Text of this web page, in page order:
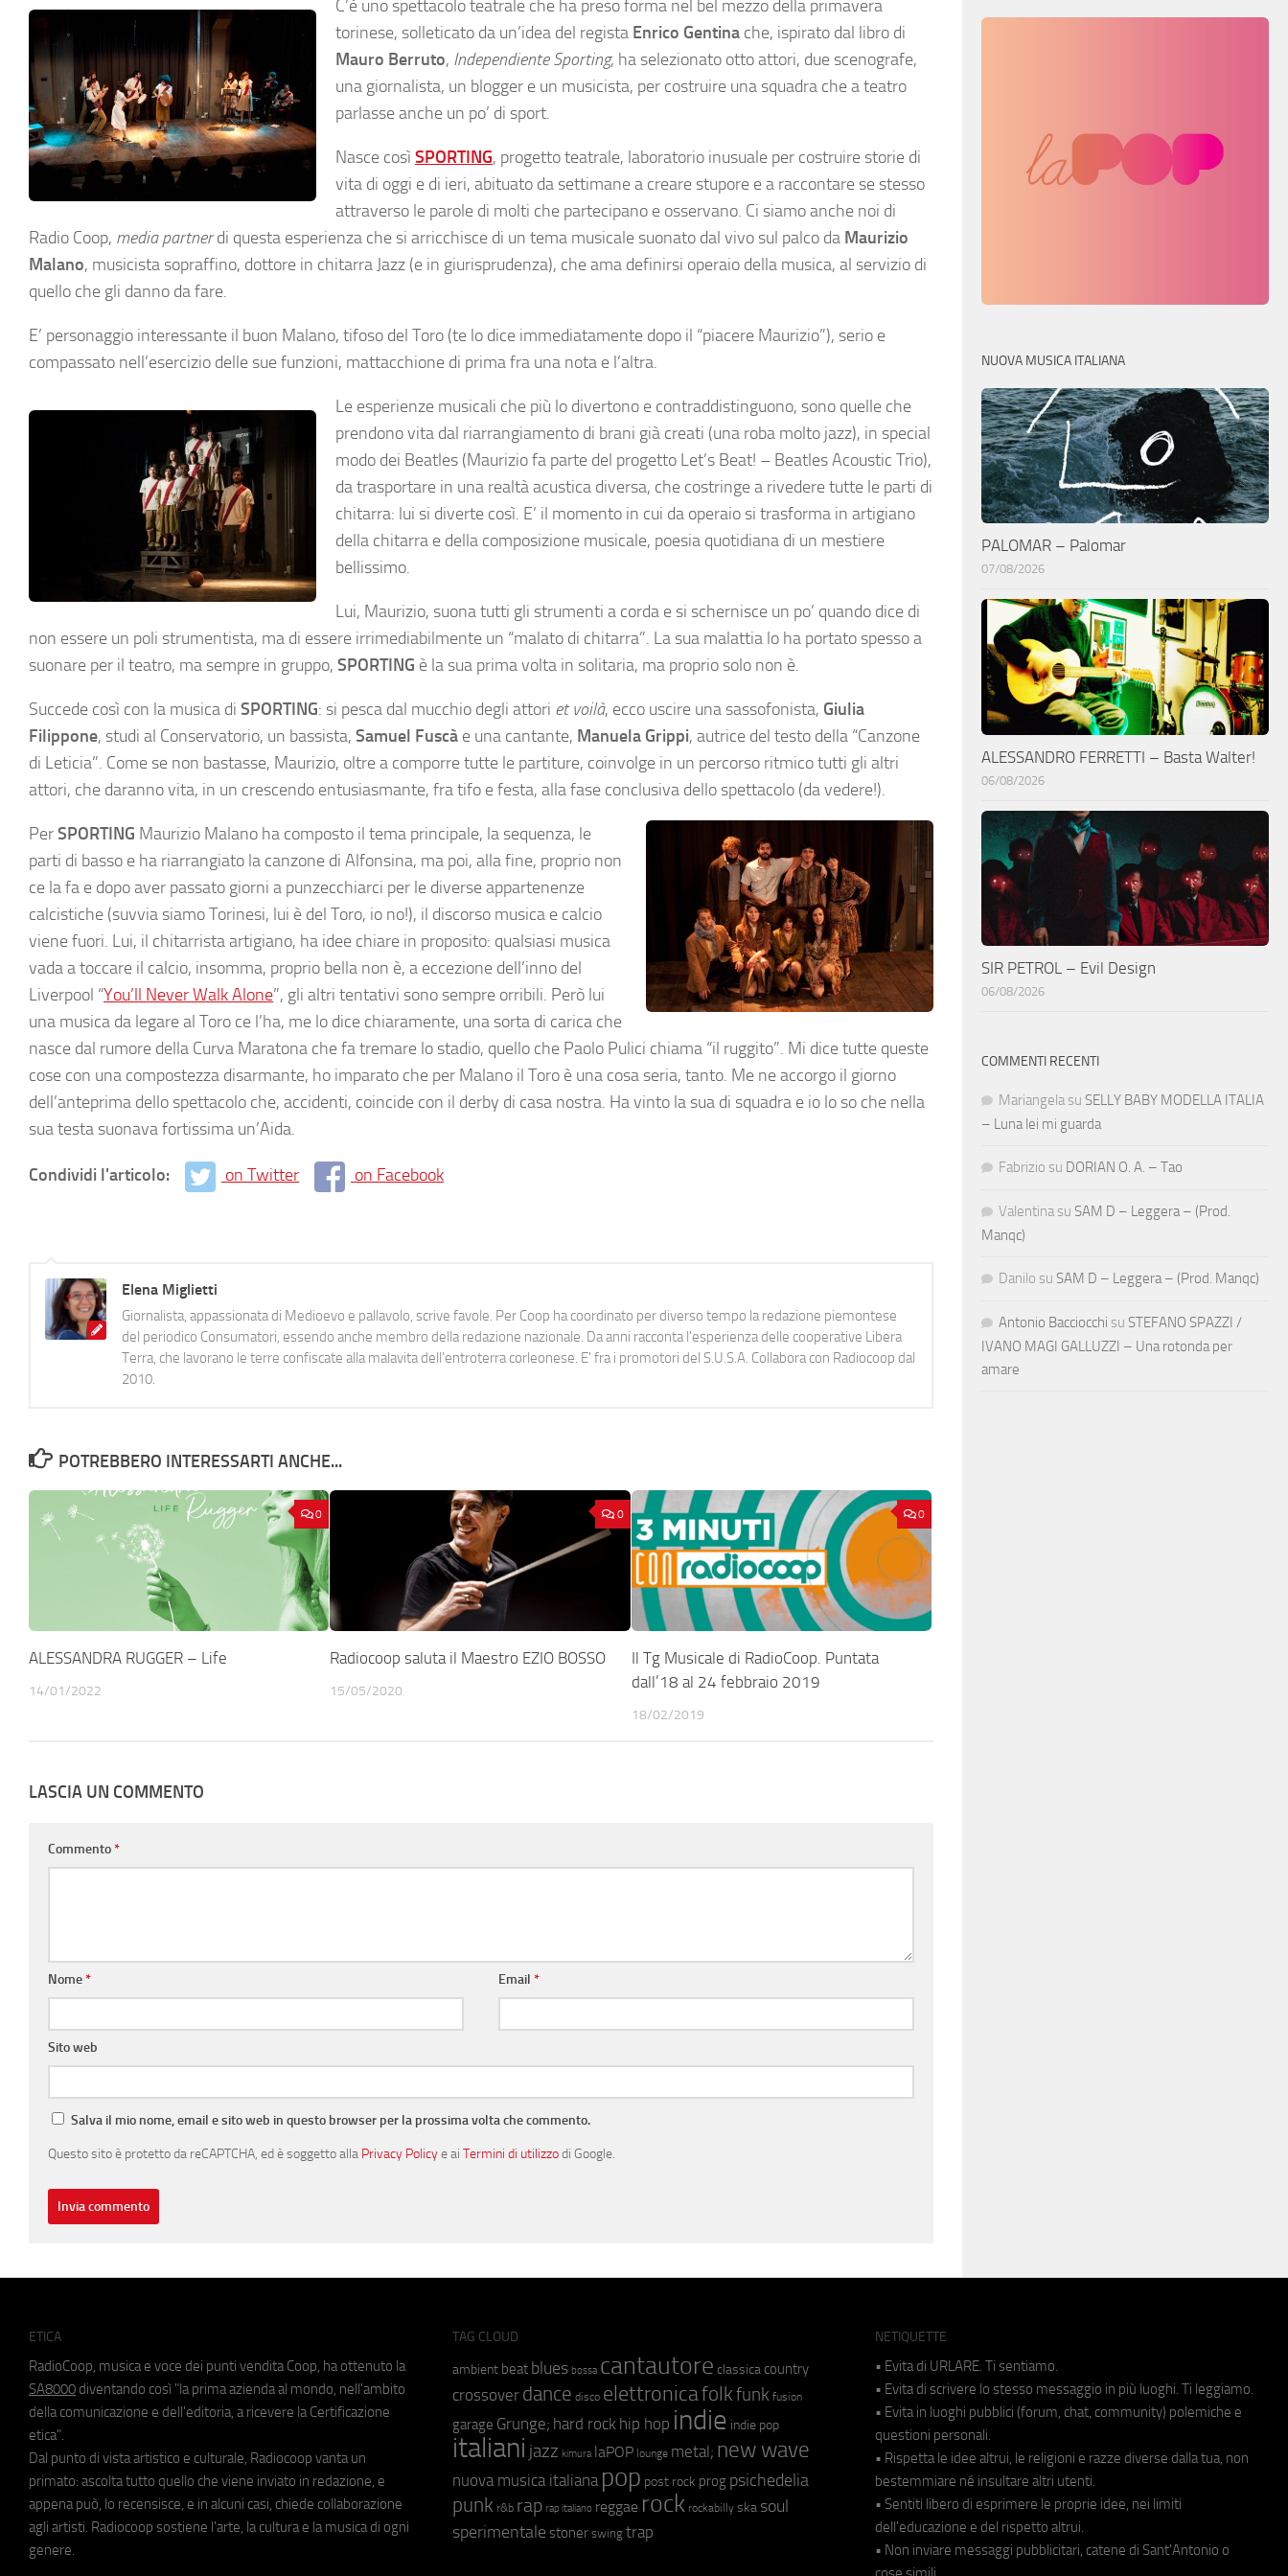
C’è uno spettacolo teatrale che ha preso forma nel bel mezzo della primavera
torinese, solleticato da un’idea del regista Enrico Gentina che, ispirato dal libro di
Mauro Berruto, Independiente Sporting, ha selezionato otto attori, due scenografe,
una giornalista, un blogger e un musicista, per costruire una squadra che a teatro
parlasse anche un po’ di sport.
Nasce così SPORTING, progetto teatrale, laboratorio inusuale per costruire storie di
vita di oggi e di ieri, abituato da settimane a creare stupore e a raccontare se stesso
attraverso le parole di molti che partecipano e osservano. Ci siamo anche noi di
Radio Coop, media partnerdi questa esperienza che si arricchisce di un tema musicale suonato dal vivo sul palco da Maurizio
Malano, musicista sopraffino, dottore in chitarra Jazz (e in giurisprudenza), che ama definirsi operaio della musica, al servizio di
quello che gli danno da fare.
E’ personaggio interessante il buon Malano, tifoso del Toro (te lo dice immediatamente dopo il “piacere Maurizio”), serio e
compassato nell’esercizio delle sue funzioni, mattacchione di prima fra una nota e l’altra.
Le esperienze musicali che più lo divertono e contraddistinguono, sono quelle che
prendono vita dal riarrangiamento di brani già creati (una roba molto jazz), in special
modo dei Beatles (Maurizio fa parte del progetto Let’s Beat! – Beatles Acoustic Trio),
da trasportare in una realtà acustica diversa, che costringe a rivedere tutte le parti di
chitarra: lui si diverte così. E’ il momento in cui da operaio si trasforma in artigiano
della chitarra e della composizione musicale, poesia quotidiana di un mestiere
bellissimo.
Lui, Maurizio, suona tutti gli strumenti a corda e si schernisce un po’ quando dice di
non essere un poli strumentista, ma di essere irrimediabilmente un “malato di chitarra”. La sua malattia lo ha portato spesso a
suonare per il teatro, ma sempre in gruppo, SPORTING è la sua prima volta in solitaria, ma proprio solo non è.
Succede così con la musica di SPORTING: si pesca dal mucchio degli attori et voilà, ecco uscire una sassofonista, Giulia
Filippone, studi al Conservatorio, un bassista, Samuel Fuscà e una cantante, Manuela Grippi, autrice del testo della “Canzone
di Leticia”. Come se non bastasse, Maurizio, oltre a comporre tutte le partiture, coinvolge in un percorso ritmico tutti gli altri
attori, che daranno vita, in un crescendo entusiasmante, fra tifo e festa, alla fase conclusiva dello spettacolo (da vedere!).
PerSPORTING Maurizio Malano ha composto il tema principale, la sequenza, le
parti di basso e ha riarrangiato la canzone di Alfonsina, ma poi, alla fine, proprio non
ce la fa e dopo aver passato giorni a punzecchiarci per le diverse appartenenze
calcistiche (suvvia siamo Torinesi, lui è del Toro, io no!), il discorso musica e calcio
viene fuori. Lui, il chitarrista artigiano, ha idee chiare in proposito: qualsiasi musica
vada a toccare il calcio, insomma, proprio bella non è, a eccezione dell’inno del
Liverpool “You’ll Never Walk Alone”, gli altri tentativi sono sempre orribili. Però lui
una musica da legare al Toro ce l’ha, me lo dice chiaramente, una sorta di carica che
nasce dal rumore della Curva Maratona che fa tremare lo stadio, quello che Paolo Pulici chiama “il ruggito”. Mi dice tutte queste
cose con una compostezza disarmante, ho imparato che per Malano il Toro è una cosa seria, tanto. Me ne accorgo il giorno
dell’anteprima dello spettacolo che, accidenti, coincide con il derby di casa nostra. Ha vinto la sua di squadra e io lo so che nella
sua testa suonava fortissima un’Aida.
Condividi l'articolo: on Twitter on Facebook
Elena Miglietti
Giornalista, appassionata di Medioevo e pallavolo, scrive favole. Per Coop ha coordinato per diverso tempo la redazione piemontese
del periodico Consumatori, essendo anche membro della redazione nazionale. Da anni racconta l'esperienza delle cooperative Libera
Terra, che lavorano le terre confiscate alla malavita dell'entroterra corleonese. E' fra i promotori del S.U.S.A. Collabora con Radiocoop dal
2010.
POTREBBERO INTERESSARTI ANCHE...
0
ALESSANDRA RUGGER – Life
14/01/2022
0
Radiocoop saluta il Maestro EZIO BOSSO
15/05/2020
0
Il Tg Musicale di RadioCoop. Puntata
dall’18 al 24 febbraio 2019
18/02/2019
LASCIA UN COMMENTO
Commento*
Nome* Email*
Sito web
Salva il mio nome, email e sito web in questo browser per la prossima volta che commento.
Questo sito è protetto da reCAPTCHA, ed è soggetto alla Privacy Policye ai Termini di utilizzodi Google.
NUOVA MUSICA ITALIANA
PALOMAR – Palomar
07/08/2026
ALESSANDRO FERRETTI – Basta Walter!
06/08/2026
SIR PETROL – Evil Design
06/08/2026
COMMENTI RECENTI
Mariangela su SELLY BABY MODELLA ITALIA
– Luna lei mi guarda
Fabrizio su DORIAN O. A. – Tao
Valentina su SAM D – Leggera – (Prod.
Manqc)
Danilo su SAM D – Leggera – (Prod. Manqc)
Antonio Bacciocchi su STEFANO SPAZZI /
IVANO MAGI GALLUZZI – Una rotonda per
amare
ETICA
RadioCoop, musica e voce dei punti vendita Coop, ha ottenuto la
SA8000 diventando così "la prima azienda al mondo, nell'ambito
della comunicazione e dell'editoria, a ricevere la Certificazione
etica".
Dal punto di vista artistico e culturale, Radiocoop vanta un
primato: ascolta tutto quello che viene inviato in redazione, e
appena può, lo recensisce, e in alcuni casi, chiede collaborazione
agli artisti. Radiocoop sostiene l'arte, la cultura e la musica di ogni
genere.
TAG CLOUD
ambient beat blues bossa cantautore classica country
crossover dance disco elettronicafolkfunk fusion
garage Grunge; hard rock hip hop indie indie pop
italiani jazz kimura laPOP lounge metal; new wave
nuova musica italiana pop post rock prog psichedelia
punk r&b rap rap italiano reggae rock rockabilly ska soul
sperimentale stoner swing trap
NETIQUETTE
• Evita di URLARE. Ti sentiamo.
• Evita di scrivere lo stesso messaggio in più luoghi. Ti leggiamo.
• Evita in luoghi pubblici (forum, chat, community) polemiche e
questioni personali.
• Rispetta le idee altrui, le religioni e razze diverse dalla tua, non
bestemmiare né insultare altri utenti.
• Sentiti libero di esprimere le proprie idee, nei limiti
dell'educazione e del rispetto altrui.
• Non inviare messaggi pubblicitari, catene di Sant'Antonio o